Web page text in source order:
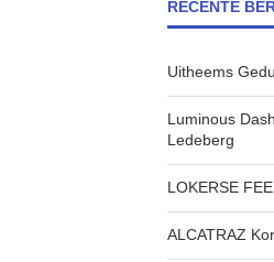
RECENTE
Uitheems
Luminous
Ledeberg
LOKERSE
ALCATRAZ